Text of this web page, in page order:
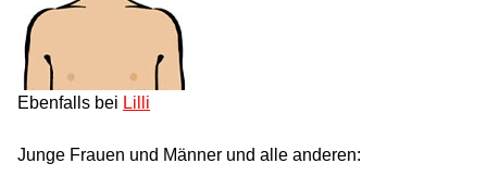
Ebenfalls bei Lilli
Junge Frauen und Männer und alle anderen: